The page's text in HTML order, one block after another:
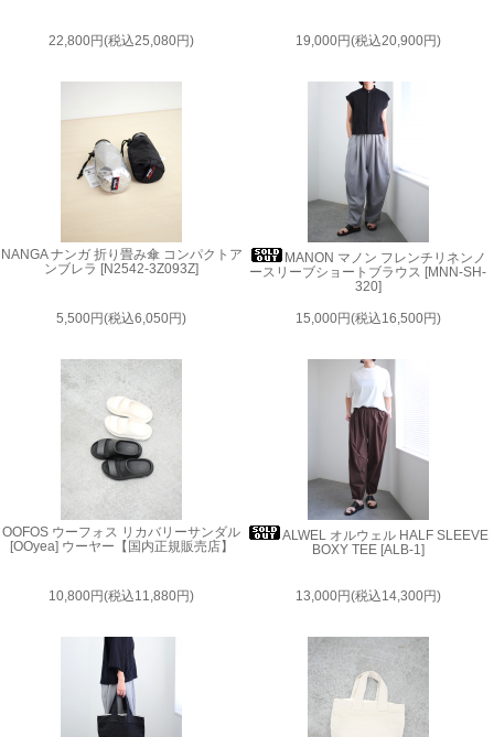
22,800円(税込25,080円) 19,000円(税込20,900円)
NANGA ナンガ 折り畳み傘 コンパクトア
ンブレラ [N2542-3Z093Z]
5,500円(税込6,050円)
MANON マノン フレンチリネンノ
ースリーブショートブラウス [MNN-SH-
320]
15,000円(税込16,500円)
OOFOS ウーフォス リカバリーサンダル
[OOyea] ウーヤー【国内正規販売店】
10,800円(税込11,880円)
ALWEL オルウェル HALF SLEEVE
BOXY TEE [ALB-1]
13,000円(税込14,300円)